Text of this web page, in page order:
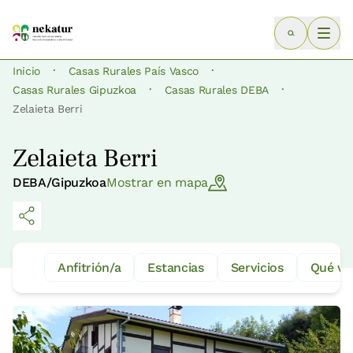
Inicio · Casas Rurales País Vasco ·
Casas Rurales Gipuzkoa · Casas Rurales DEBA ·
Zelaieta Berri
Zelaieta Berri
DEBA/GipuzkoaMostrar en mapa
Anfitrión/a Estancias Servicios Qué